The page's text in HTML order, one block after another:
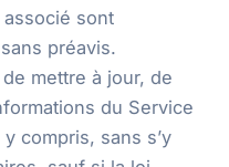
sont
préavis.
mettre à jour, de
du Service
compris, sans s’y